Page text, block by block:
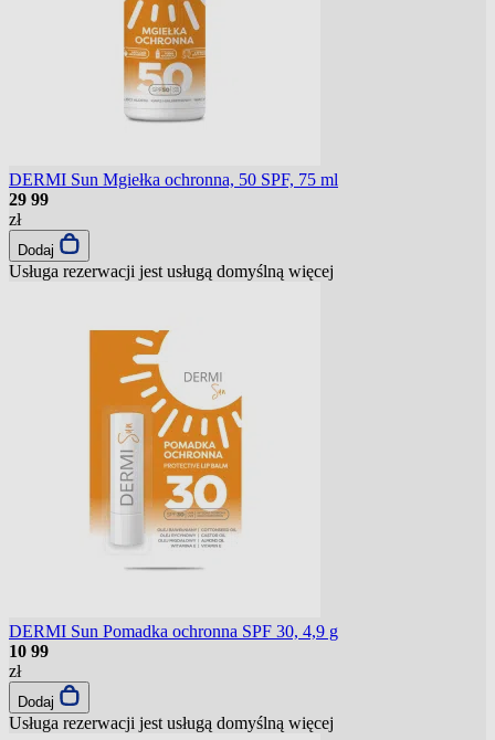
DERMI Sun Mgiełka ochronna, 50 SPF, 75 ml
29 99
zł
Dodaj
Usługa rezerwacji jest usługą domyślną więcej
DERMI Sun Pomadka ochronna SPF 30, 4,9 g
10 99
zł
Dodaj
Usługa rezerwacji jest usługą domyślną więcej